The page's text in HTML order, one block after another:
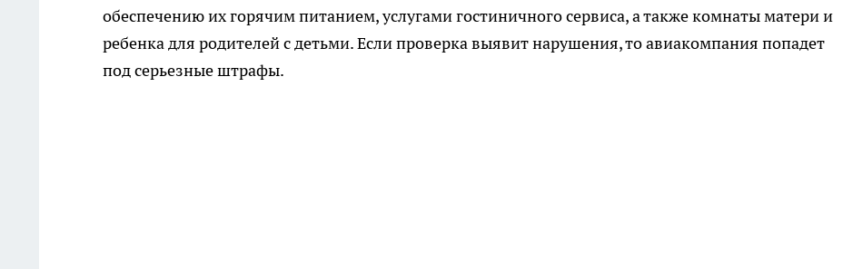
обеспечению их горячим питанием, услугами гостиничного сервиса, а также комнаты матери и
ребенка для родителей с детьми. Если проверка выявит нарушения, то авиакомпания попадет
под серьезные штрафы.